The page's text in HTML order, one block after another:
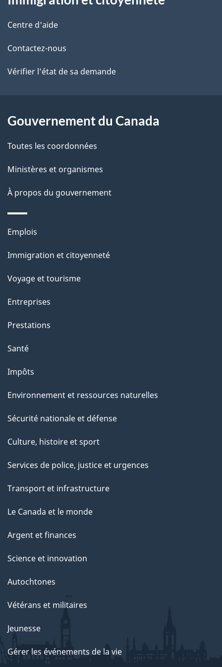
i
l
s
d
l
p
a
g
e
propos
de
ce
site
Centre d'aide
Contactez-nous
Vérifier l’état de sa demande
Gouvernement du Canada
Toutes les coordonnées
Ministères et organismes
À propos du gouvernement
Thèmes
sujets
Emplois
Immigration et citoyenneté
Voyage et tourisme
Entreprises
Prestations
Santé
Impôts
Environnement et ressources naturelles
Sécurité nationale et défense
Culture, histoire et sport
Services de police, justice et urgences
Transport et infrastructure
Le Canada et le monde
Argent et finances
Science et innovation
Autochtones
Vétérans et militaires
Jeunesse
Gérer les événements de la vie